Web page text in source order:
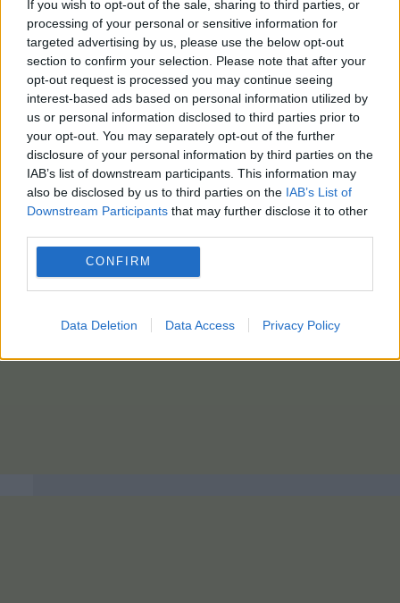
If you wish to opt-out of the sale, sharing to third parties, or
processing of your personal or sensitive information for
targeted advertising by us, please use the below opt-out
section to confirm your selection. Please note that after your
opt-out request is processed you may continue seeing
interest-based ads based on personal information utilized by
us or personal information disclosed to third parties prior to
your opt-out. You may separately opt-out of the further
disclosure of your personal information by third parties on the
IAB’s list of downstream participants. This information may
also be disclosed by us to third parties on the IAB’s List of
Downstream Participants that may further disclose it to other
CONFIRM
Data Deletion Data Access Privacy Policy